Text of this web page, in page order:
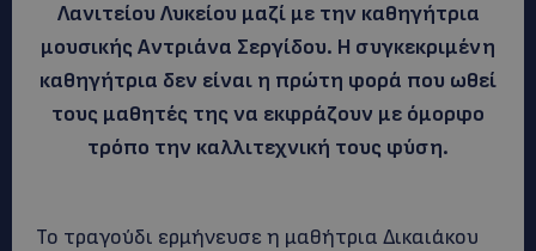
Λανιτείου Λυκείου μαζί με την καθηγήτρια
μουσικής Αντριάνα Σεργίδου. Η συγκεκριμένη
καθηγήτρια δεν είναι η πρώτη φορά που ωθεί
τους μαθητές της να εκφράζουν με όμορφο
τρόπο την καλλιτεχνική τους φύση.
Το τραγούδι ερμήνευσε η μαθήτρια Δικαιάκου